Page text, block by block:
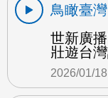
鳥瞰臺灣
世新廣
壯遊台
2026/01/18